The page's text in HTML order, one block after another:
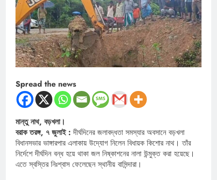
Spread the news
মান্তু নাথ, বড়খলা।
বরাক তরঙ্গ, ৭ জুলাই :দীর্ঘদিনের জলাবদ্ধতা সমস্যার অবসানে বড়খলা
বিধানসভার ভাঙ্গারপার এলাকায় উদ্যোগ নিলেন বিধায়ক কিশোর নাথ। তাঁর
নির্দেশে দীর্ঘদিন বন্ধ হয়ে থাকা জল নিষ্কাশনের নালা উন্মুক্ত করা হয়েছে।
এতে স্বস্তির নিঃশ্বাস ফেলেছেন স্থানীয় বাসিন্দারা।